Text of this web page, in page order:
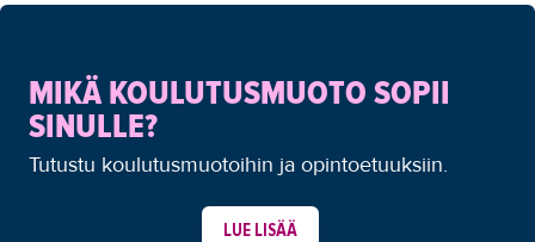
MIKÄ KOULUTUSMUOTO SOPII
SINULLE?
Tutustu koulutusmuotoihin ja opintoetuuksiin.
LUE LISÄÄ